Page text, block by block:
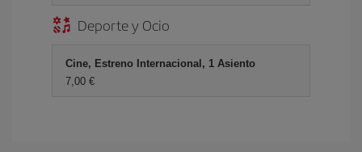
Deporte y Ocio
Cine, Estreno Internacional, 1 Asiento
7,00